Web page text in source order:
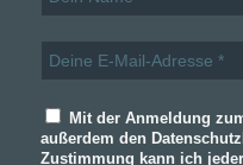
Mit der Anmeldung
außerdem den
Zustimmung kann ich